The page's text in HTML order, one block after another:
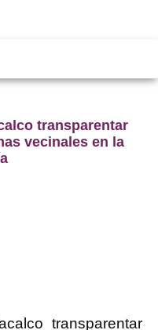
transparentar
vecinales en la
transparentar